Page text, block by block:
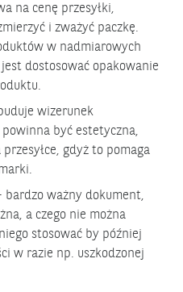
na cenę przesyłki,
i zważyć paczkę.
w nadmiarowych
dostosować opakowanie
wizerunek
powinna być estetyczna,
gdyż to pomaga
bardzo ważny dokument,
a czego nie można
stosować by później
w razie np. uszkodzonej